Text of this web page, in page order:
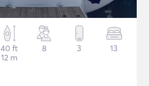
40 ft
12 m
8 3 13